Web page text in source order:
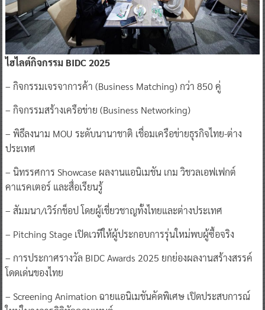
ไฮไลต์กิจกรรม BIDC 2025
– กิจกรรมเจรจาการค้า (Business Matching) กว่า 850 คู่
– กิจกรรมสร้างเครือข่าย (Business Networking)
– พิธีลงนาม MOU ระดับนานาชาติ เชื่อมเครือข่ายธุรกิจไทย-ต่าง
ประเทศ
– นิทรรศการ Showcase ผลงานแอนิเมชัน เกม วิชวลเอฟเฟกต์
คาแรคเตอร์ และสื่อเรียนรู้
– สัมมนา/เวิร์กช็อป โดยผู้เชี่ยวชาญทั้งไทยและต่างประเทศ
– Pitching Stage เปิดเวทีให้ผู้ประกอบการรุ่นใหม่พบผู้ซื้อจริง
– การประกาศรางวัล BIDC Awards 2025 ยกย่องผลงานสร้างสรรค์
โดดเด่นของไทย
– Screening Animation ฉายแอนิเมชันคัดพิเศษ เปิดประสบการณ์